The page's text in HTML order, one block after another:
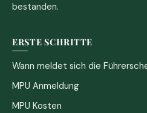
bestanden.
ERSTE SCHRITTE
Wann meldet sich die
MPU Anmeldung
MPU Kosten